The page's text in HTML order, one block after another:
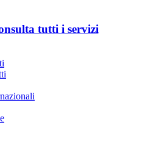
tutti i servizi